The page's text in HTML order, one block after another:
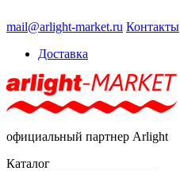
mail@arlight-market.ru Контакты
Доставка
официальный партнер Arlight
Каталог